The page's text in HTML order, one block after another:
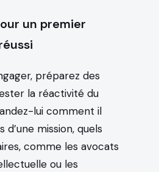
un premier
préparez des
la réactivité du
lui comment il
d’une mission, quels
comme les avocats
ou les